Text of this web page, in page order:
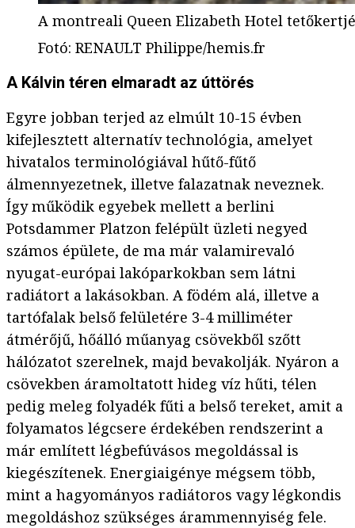
A montreali Queen Elizabeth Hotel
Fotó: RENAULT Philippe/hemis.fr
A Kálvin téren elmaradt az úttörés
Egyre jobban terjed az elmúlt 10-15 évben
kifejlesztett alternatív technológia, amelyet
hivatalos terminológiával hűtő-fűtő
álmennyezetnek, illetve falazatnak neveznek.
Így működik egyebek mellett a berlini
Potsdammer Platzon felépült üzleti negyed
számos épülete, de ma már valamirevaló
nyugat-európai lakóparkokban sem látni
radiátort a lakásokban. A födém alá, illetve a
tartófalak belső felületére 3-4 milliméter
átmérőjű, hőálló műanyag csövekből szőtt
hálózatot szerelnek, majd bevakolják. Nyáron a
csövekben áramoltatott hideg víz hűti, télen
pedig meleg folyadék fűti a belső tereket, amit a
folyamatos légcsere érdekében rendszerint a
már említett légbefúvásos megoldással is
kiegészítenek. Energiaigénye mégsem több,
mint a hagyományos radiátoros vagy légkondis
megoldáshoz szükséges árammennyiség fele.